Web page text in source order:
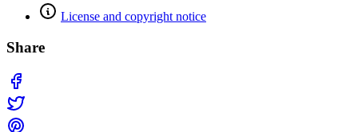
License and copyright notice
Share